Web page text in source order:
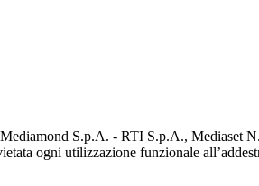
S.p.A. - RTI S.p.A., Mediaset
ogni utilizzazione funzionale